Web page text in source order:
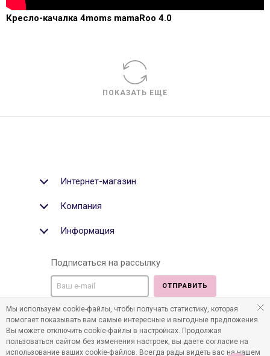
Кресло-качалка 4moms mamaRoo 4.0
ПОКАЗАТЬ ЕЩЕ
Интернет-магазин
Компания
Информация
Подписаться на рассылку
ОТПРАВИТЬ
Мы в социальных медиа:
Мы используем cookie-файлы, чтобы получать статистику, которая
помогает показывать вам самые интересные и выгодные предложения.
Вы можете отключить cookie-файлы в настройках. Продолжая
пользоваться сайтом без изменения настроек, вы даете согласие на
использование ваших cookie-файлов. Всегда рады видеть вас на нашем